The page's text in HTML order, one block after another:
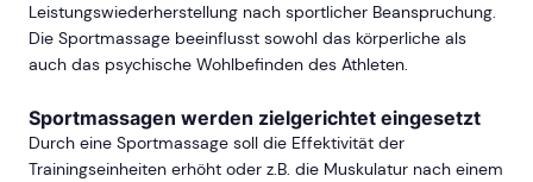
Leistungswiederherstellung nach sportlicher Beanspruchung.
Die Sportmassage beeinflusst sowohl das körperliche als
auch das psychische Wohlbefinden des Athleten.
Sportmassagen werden zielgerichtet eingesetzt
Durch eine Sportmassage soll die Effektivität der
Trainingseinheiten erhöht oder z.B. die Muskulatur nach einem